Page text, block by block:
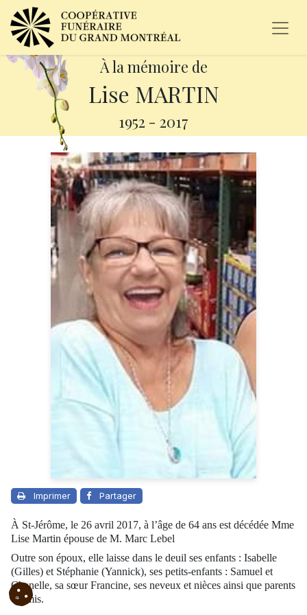
À la mémoire de
Lise MARTIN
1952 - 2017
Imprimer Partager
À St-Jérôme, le 26 avril 2017, à l’âge de 64 ans est décédée Mme
Lise Martin épouse de M. Marc Lebel
Outre son époux, elle laisse dans le deuil ses enfants : Isabelle
(Gilles) et Stéphanie (Yannick), ses petits-enfants : Samuel et
Chanelle, sa sœur Francine, ses neveux et nièces ainsi que parents
et amis.